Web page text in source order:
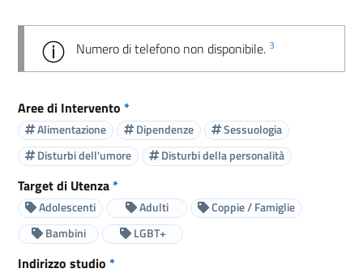
Numero di telefono non disponibile. 3
Aree di Intervento *
Alimentazione Dipendenze
Sessuologia
Disturbi dell'umore
Disturbi della personalità
Target di Utenza*
Adolescenti Adulti
Coppie / Famiglie
Bambini
LGBT+
Indirizzo studio *